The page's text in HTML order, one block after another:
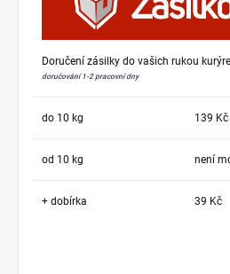
Doručení zásilky do vašich rukou
doručování 1-2 pracovní dny
do 10 kg 139 Kč
od 10 kg není
+ dobírka 39 Kč